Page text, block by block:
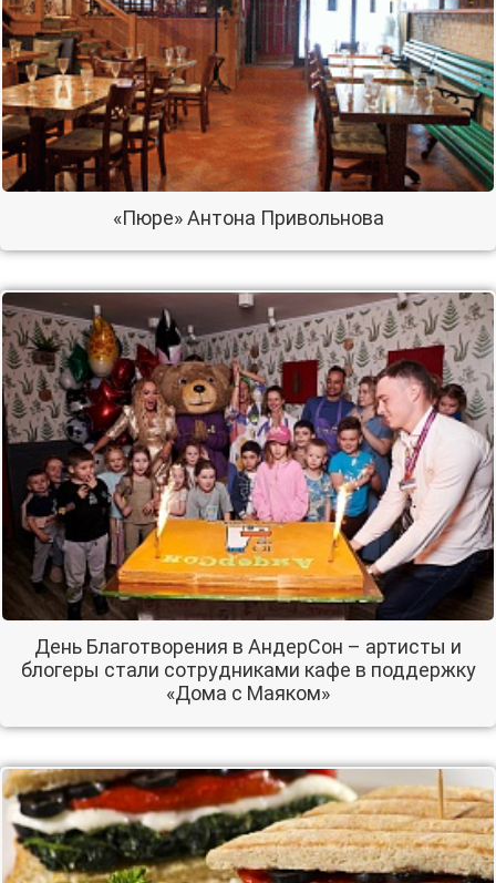
«Пюре» Антона Привольнова
День Благотворения в АндерСон – артисты и
блогеры стали сотрудниками кафе в поддержку
«Дома с Маяком»